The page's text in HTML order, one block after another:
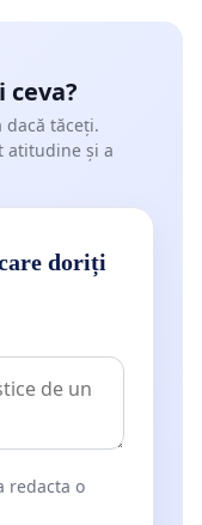
dacă tăceți.
atitudine și a
doriți
redacta o